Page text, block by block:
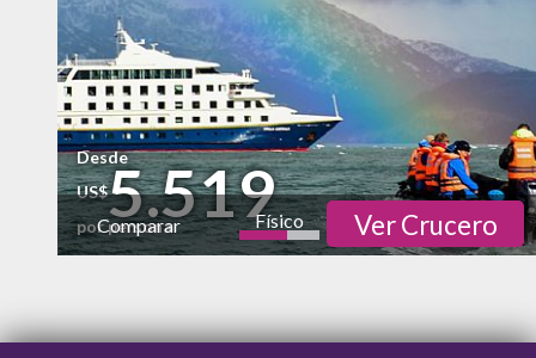
Desde
US$5.519
por persona
Comparar Físico
alto
Vida Nocturna
Ver Crucero